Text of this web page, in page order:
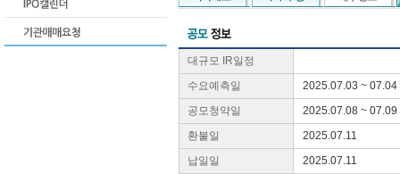
대규모 IR일정
수요예측일
2025.07.03 ~ 07.04
공모청약일
2025.07.08 ~ 07.09
환불일
2025.07.11
납일일
2025.07.11